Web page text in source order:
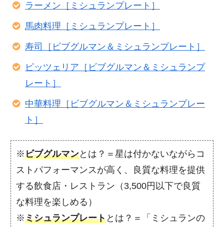
ラーメン［ミシュランプレート］
馬肉料理［ミシュランプレート］
寿司［ビブグルマン＆ミシュランプレート］
ピッツェリア［ビブグルマン＆ミシュランプ
レート］
中華料理［ビブグルマン＆ミシュランプレー
ト］
※ビブグルマンとは？＝星は付かないながらコ
ストパフォーマンスが高く、良質な料理を提供
する飲食店・レストラン（3,500円以下で良質
な料理を楽しめる）
※ミシュランプレートとは？＝「ミシュランの